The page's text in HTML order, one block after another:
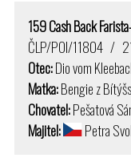
159 Cash Back
ČLP/POI/11804 /
Otec:Dio vom
Matka:Bengie z
Chovatel:Pešatová
Majitel:
Petra